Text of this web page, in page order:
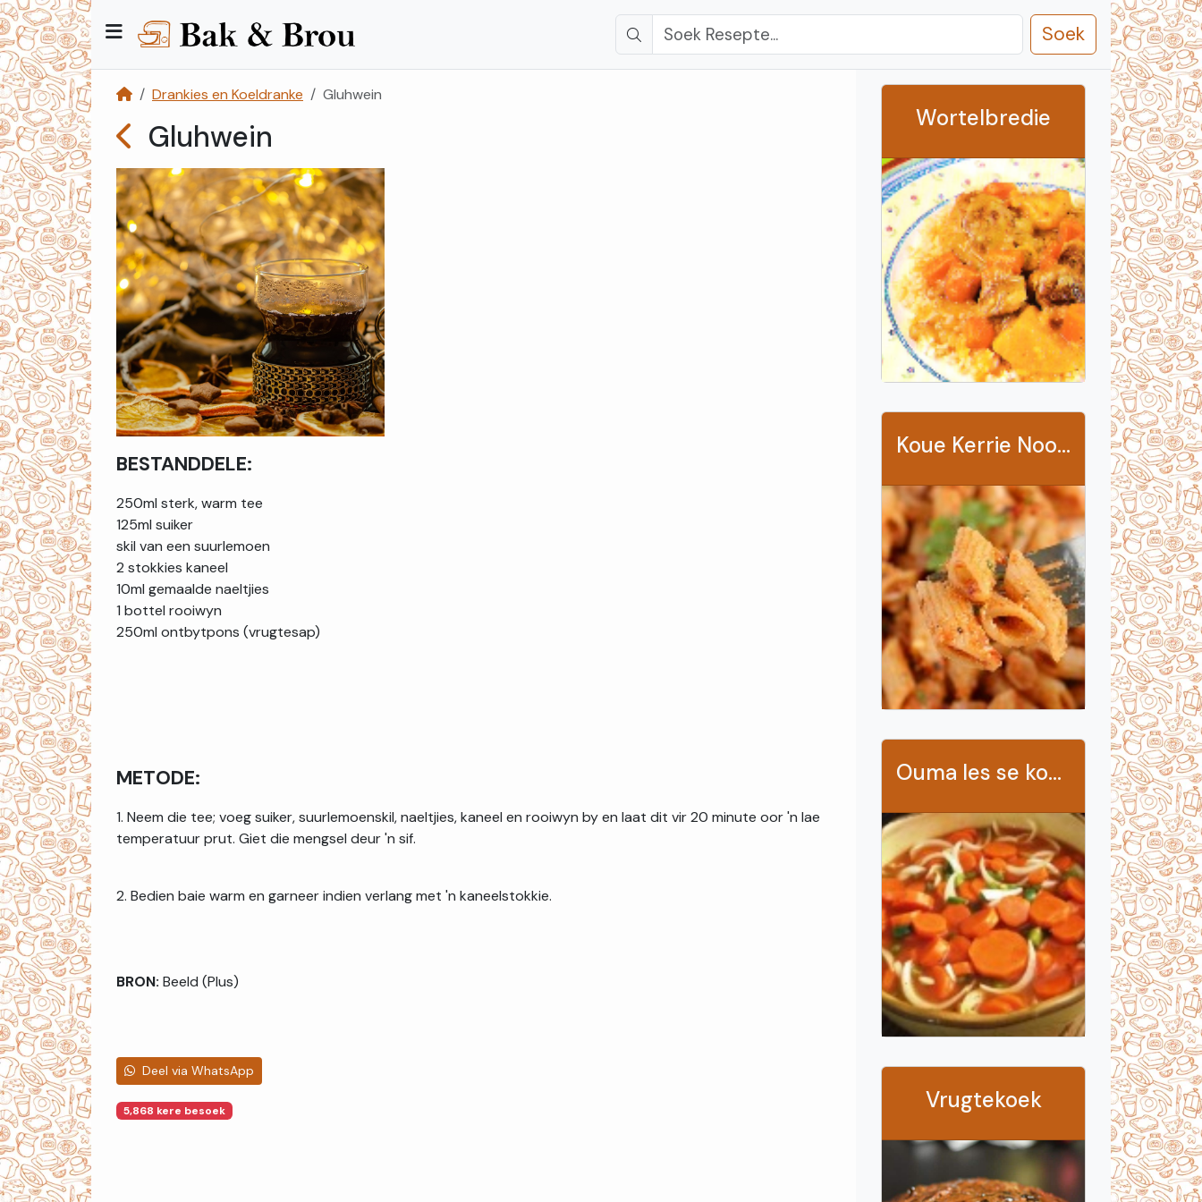
Soek
Kategorieë
Kontak
Ons
Registreer
Teken
In
Drankies en Koeldranke Gluhwein
Gluhwein
BESTANDDELE:
250ml sterk, warm tee
125ml suiker
skil van een suurlemoen
2 stokkies kaneel
10ml gemaalde naeltjies
1 bottel rooiwyn
250ml ontbytpons (vrugtesap)
METODE:
1. Neem die tee; voeg suiker, suurlemoenskil, naeltjies, kaneel en rooiwyn by en laat dit vir 20 minute oor 'n lae
temperatuur prut. Giet die mengsel deur 'n sif.
2. Bedien baie warm en garneer indien verlang met 'n kaneelstokkie.
BRON: Beeld (Plus)
Deel via WhatsApp
5,868 kere besoek
Wortelbredie
Koue Kerrie Noodle Slaai
Ouma Ies se koperpennie wortelslaai
Vrugtekoek